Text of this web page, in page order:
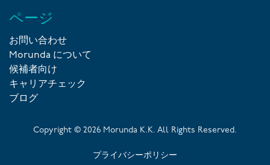
ページ
お問い合わせ
Morunda について
候補者向け
キャリアチェック
ブログ
Copyright © 2026 Morunda K.K. All Rights Reserved.
プライバシーポリシー